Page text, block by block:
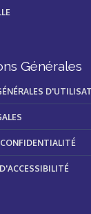
Générales